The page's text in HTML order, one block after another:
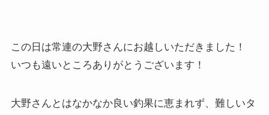
この日は常連の大野さんにお越しいただきました！
いつも遠いところありがとうございます！
大野さんとはなかなか良い釣果に恵まれず、難しいタ